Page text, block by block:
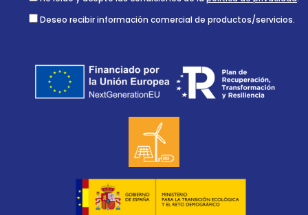
Deseo recibir información comercial de productos/servicios.